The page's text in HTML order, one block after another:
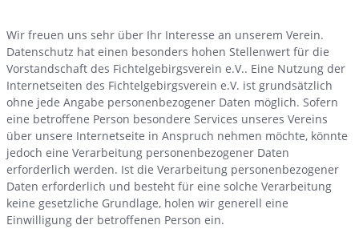
Wir freuen uns sehr über Ihr Interesse an unserem Verein.
Datenschutz hat einen besonders hohen Stellenwert für die
Vorstandschaft des Fichtelgebirgsverein e.V.. Eine Nutzung der
Internetseiten des Fichtelgebirgsverein e.V. ist grundsätzlich
ohne jede Angabe personenbezogener Daten möglich. Sofern
eine betroffene Person besondere Services unseres Vereins
über unsere Internetseite in Anspruch nehmen möchte, könnte
jedoch eine Verarbeitung personenbezogener Daten
erforderlich werden. Ist die Verarbeitung personenbezogener
Daten erforderlich und besteht für eine solche Verarbeitung
keine gesetzliche Grundlage, holen wir generell eine
Einwilligung der betroffenen Person ein.